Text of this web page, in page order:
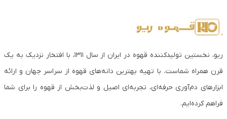
ریو، نخستین تولیدکننده قهوه در ایران از سال ۱۳۱۱، با افتخار نزدیک به یک
قرن همراه شماست. با تهیه بهترین دانه‌های قهوه از سراسر جهان و ارائه
ابزارهای دم‌آوری حرفه‌ای، تجربه‌ای اصیل و لذت‌بخش از قهوه را برای شما
فراهم کرده‌ایم.